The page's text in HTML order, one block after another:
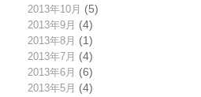
2013年10月 (5)
2013年9月 (4)
2013年8月 (1)
2013年7月 (4)
2013年6月 (6)
2013年5月 (4)